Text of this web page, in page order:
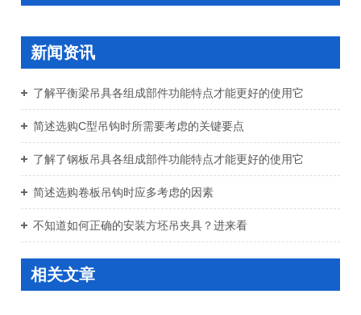
新闻资讯
了解平衡梁吊具各组成部件功能特点才能更好的使用它
简述选购C型吊钩时所需要考虑的关键要点
了解了钢板吊具各组成部件功能特点才能更好的使用它
简述选购卷板吊钩时应多考虑的因素
不知道如何正确的安装方坯吊夹具？进来看
相关文章